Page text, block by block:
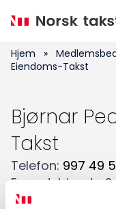
hovedinnhold
Søk
etter:
Hjem »
Eiendoms-Takst
Bjørnar
Takst
Telefon: 997 49
E-post
Adresse